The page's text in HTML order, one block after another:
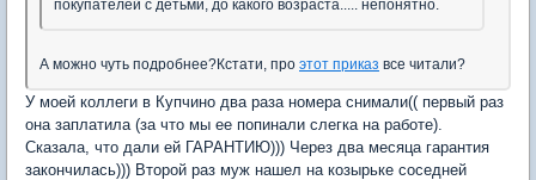
покупателей с детьми, до какого возраста..... непонятно.
А можно чуть подробнее?Кстати, про этот приказ все читали?
У моей коллеги в Купчино два раза номера снимали(( первый раз
она заплатила (за что мы ее попинали слегка на работе).
Сказала, что дали ей ГАРАНТИЮ))) Через два месяца гарантия
закончилась))) Второй раз муж нашел на козырьке соседней